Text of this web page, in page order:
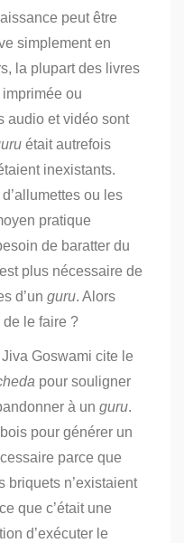
peut être
simplement en
la plupart des livres
ou
audio et vidéo sont
était autrefois
inexistants.
ou les
pratique
de baratter du
plus nécessaire de
d’un guru. Alors
le faire ?
Goswami cite le
pour souligner
à un guru.
pour générer un
parce que
briquets n’existaient
que c’était une
d’exécuter le